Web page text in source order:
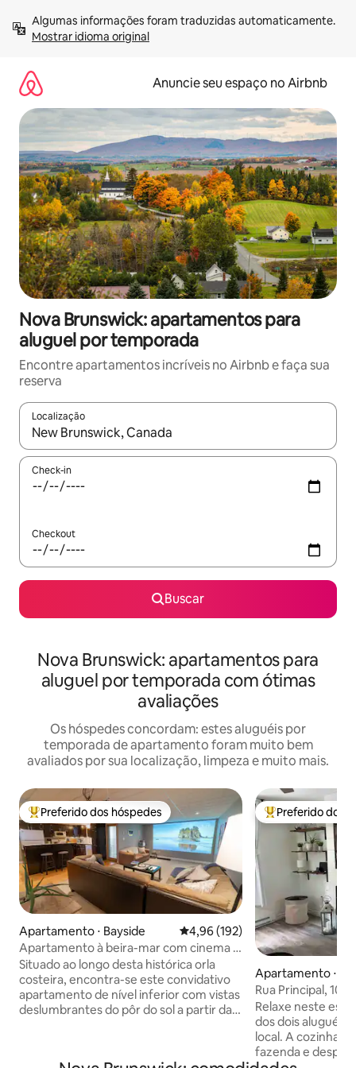
para
Mostrar idioma original
Anuncie seu espaço no Airbnb
Nova Brunswick: apartamentos para
aluguel por temporada
Encontre apartamentos incríveis no Airbnb e faça sua
reserva
Localização
Quando os resultados estiverem disponíveis, explore-os
Check-in
Checkout
Buscar
Nova Brunswick: apartamentos para
aluguel por temporada com ótimas
avaliações
Os hóspedes concordam: estes aluguéis por
temporada de apartamento foram muito bem
avaliados por sua localização, limpeza e muito mais.
Entre os melhores preferidos dos hóspedes
Preferido dos hóspedes
Apartamento ⋅ Bayside 4,96 de uma avaliação média de
4,96 (192)
Apartamento à beira-mar com cinema e
bar de café
Situado ao longo desta histórica orla
costeira, encontra-se este convidativo
apartamento de nível inferior com vistas
deslumbrantes do pôr do sol a partir da
Entre os
Preferido dos
Apartamento ⋅
Rua Principal,
Unidade 1/2
Relaxe neste
dos dois aluguéis
local. A cozinha tem bar de café, pia de
fazenda e